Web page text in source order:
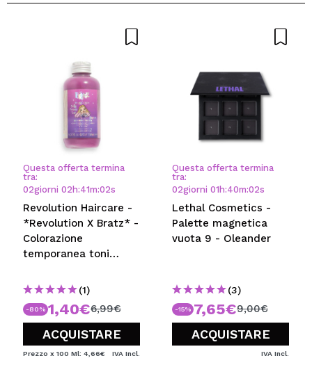
Questa offerta termina
tra:
02giorni 02h:41m:01s
Revolution Haircare -
*Revolution X Bratz* -
Colorazione
temporanea toni
Princess Rose
(1)
-80% 1,40€6,99€
ACQUISTARE
Prezzo x 100 Ml: 4,66€ IVA Incl.
Questa offerta termina
tra:
02giorni 01h:40m:01s
Lethal Cosmetics -
Palette magnetica
vuota 9 - Oleander
(3)
-15% 7,65€9,00€
ACQUISTARE
IVA Incl.